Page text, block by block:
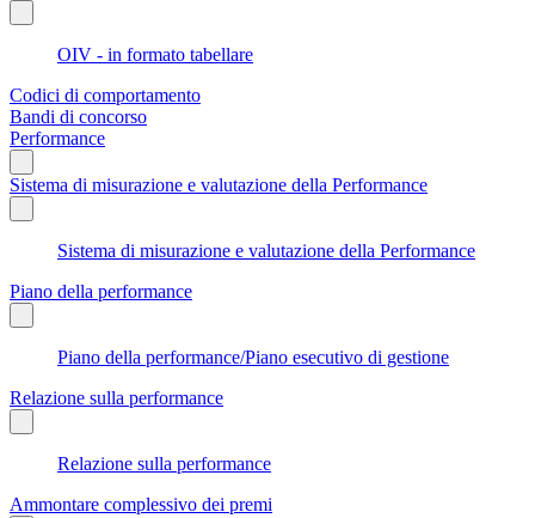
OIV - in formato tabellare
Codici di comportamento
Bandi di concorso
Performance
Sistema di misurazione e valutazione della Performance
Sistema di misurazione e valutazione della Performance
Piano della performance
Piano della performance/Piano esecutivo di gestione
Relazione sulla performance
Relazione sulla performance
Ammontare complessivo dei premi